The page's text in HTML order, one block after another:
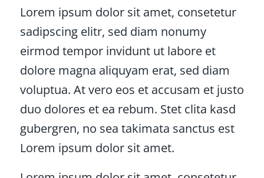
Lorem ipsum dolor sit amet, consetetur
sadipscing elitr, sed diam nonumy
eirmod tempor invidunt ut labore et
dolore magna aliquyam erat, sed diam
voluptua. At vero eos et accusam et justo
duo dolores et ea rebum. Stet clita kasd
gubergren, no sea takimata sanctus est
Lorem ipsum dolor sit amet.